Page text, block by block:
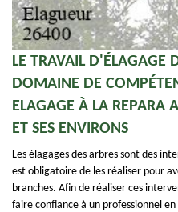
LE TRAVAIL D'ÉLAGAGE
DOMAINE DE
ELAGAGE À LA REPARA
ET SES ENVIRONS
Les élagages des arbres sont des
est obligatoire de les réaliser pour
branches. Afin de réaliser ces
faire confiance à un professionnel